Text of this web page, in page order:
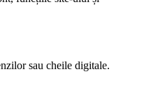
sau cheile digitale.